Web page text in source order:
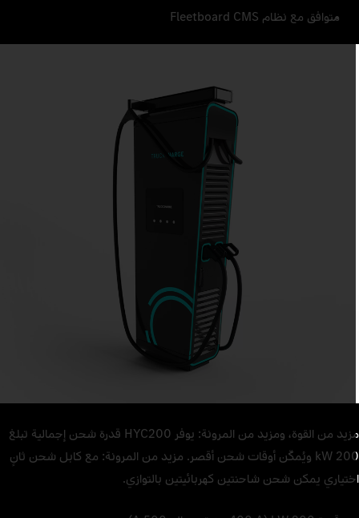
متوافق مع نظام Fleetboard CMS
مزيد من القوة، ومزيد من المرونة: يوفر HYC200 قدرة شحن إجمالية تبلغ
200 kW ويُمكّن أوقات شحن أقصر. مزيد من المرونة: مع كابل شحن ثانٍ
يمكن شحن شاحنتين كهربائيتين بالتوازي.